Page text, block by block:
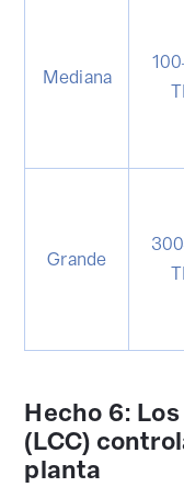
Mediana
Grande
Hecho 6:
(LCC)
planta